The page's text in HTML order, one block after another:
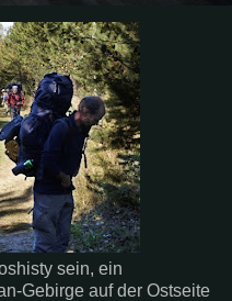
sein, ein
Gebirge auf der Ostseite